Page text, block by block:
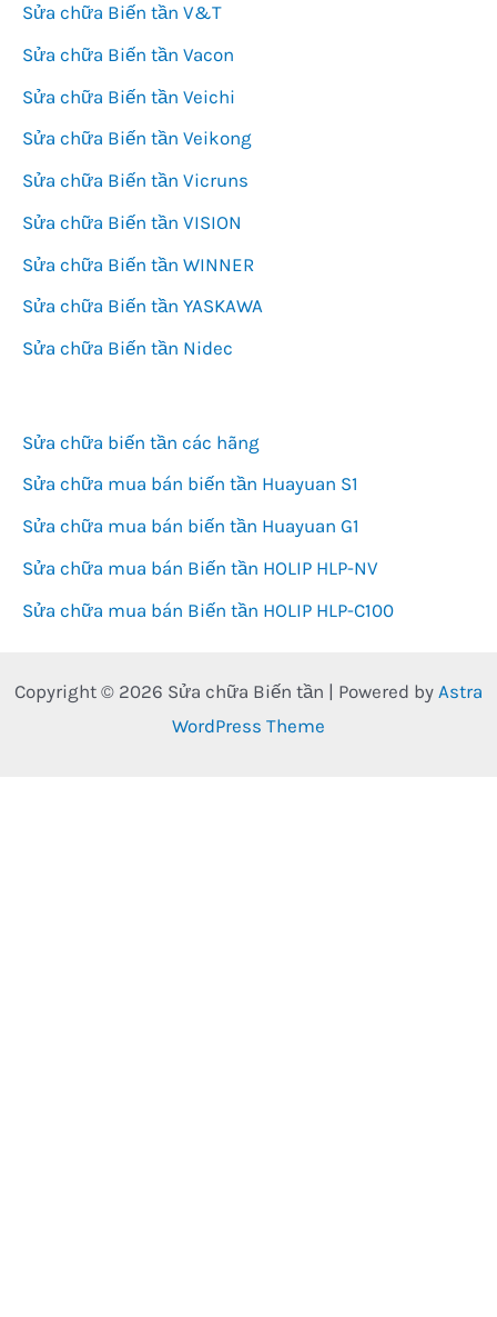
Sửa chữa Biến tần V&T
Sửa chữa Biến tần Vacon
Sửa chữa Biến tần Veichi
Sửa chữa Biến tần Veikong
Sửa chữa Biến tần Vicruns
Sửa chữa Biến tần VISION
Sửa chữa Biến tần WINNER
Sửa chữa Biến tần YASKAWA
Sửa chữa Biến tần Nidec
Sửa chữa biến tần các hãng
Sửa chữa mua bán biến tần Huayuan S1
Sửa chữa mua bán biến tần Huayuan G1
Sửa chữa mua bán Biến tần HOLIP HLP-NV
Sửa chữa mua bán Biến tần HOLIP HLP-C100
Copyright © 2026 Sửa chữa Biến tần | Powered by Astra
WordPress Theme